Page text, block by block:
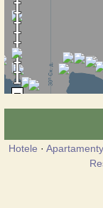
Hotele · Apartamenty